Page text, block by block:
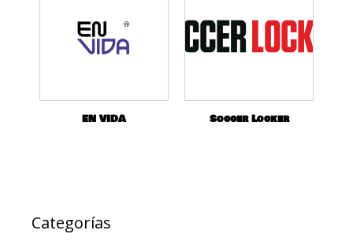
EN VIDA Soccer Locker
Categorías